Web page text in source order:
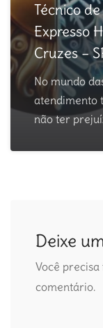
Técnico
Expresso
Cruzes –
No mundo
atendimento
não ter
Deixe
Você
comentário.